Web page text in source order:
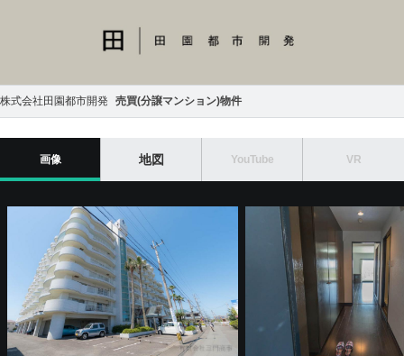
株式会社田園都市開発 売買(分譲マンション)物件
画像 地図 YouTube VR